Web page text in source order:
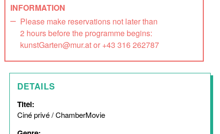
INFORMATION
Please make reservations not later than
2 hours before the programme begins:
kunstGarten@mur.at or +43 316 262787
DETAILS
Titel:
Ciné privé / ChamberMovie